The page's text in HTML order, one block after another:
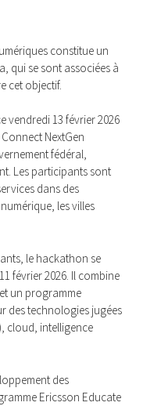
constitue un
qui se sont associées à
cet objectif.
vendredi 13 février 2026
NextGen
fédéral,
Les participants sont
dans des
les villes
le hackathon se
février 2026. Il combine
un programme
des technologies jugées
cloud, intelligence
des
Ericsson Educate